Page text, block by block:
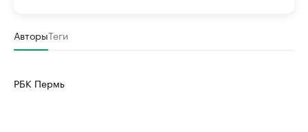
АвторыТеги
РБК Пермь